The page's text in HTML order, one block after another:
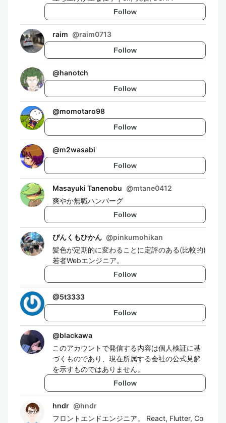
Follow
raim @raim0713
Follow
@hanotch
Follow
@momotaro98
Follow
@m2wasabi
Follow
Masayuki Tanenobu @mtane0412
爽やか無職ハンバーグ
Follow
ぴんくもひかん @pinkumohikan
髪色が定期的に変わることに定評のある(比較的)
若者Webエンジニア。
Follow
@5t3333
Follow
@blackawa
このアカウントで発信する内容は個人検証に基
づくものであり、現在所属する会社の公式見解
を示すものではありません。
Follow
hndr @hndr
フロントエンドエンジニア。 React, Flutter, Co